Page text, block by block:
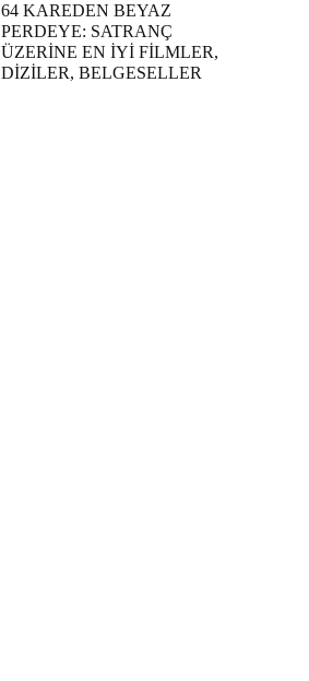
64 KAREDEN BEYAZ
PERDEYE: SATRANÇ
ÜZERİNE EN İYİ FİLMLER,
DİZİLER, BELGESELLER